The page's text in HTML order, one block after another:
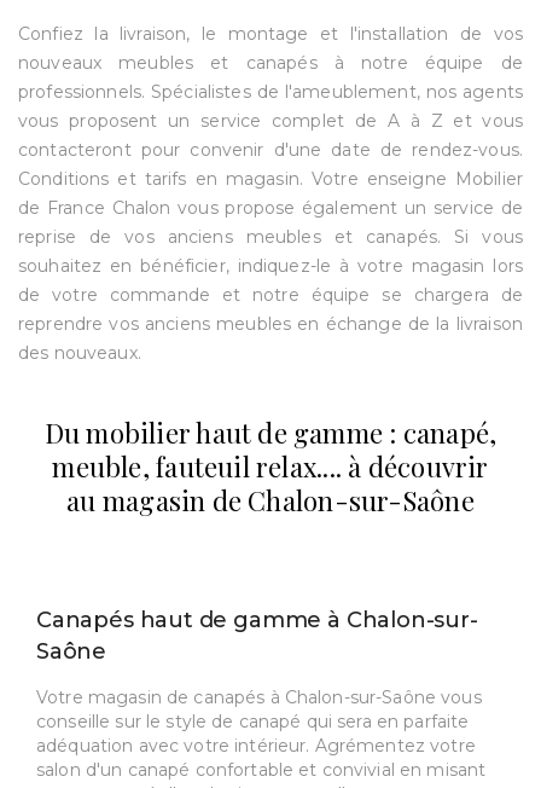
Confiez la livraison, le montage et l'installation de vos
nouveaux meubles et canapés à notre équipe de
professionnels. Spécialistes de l'ameublement, nos agents
vous proposent un service complet de A à Z et vous
contacteront pour convenir d'une date de rendez-vous.
Conditions et tarifs en magasin. Votre enseigne Mobilier
de France Chalon vous propose également un service de
reprise de vos anciens meubles et canapés. Si vous
souhaitez en bénéficier, indiquez-le à votre magasin lors
de votre commande et notre équipe se chargera de
reprendre vos anciens meubles en échange de la livraison
des nouveaux.
Du mobilier haut de gamme : canapé,
meuble, fauteuil relax.... à découvrir
au magasin de Chalon-sur-Saône
Canapés haut de gamme à Chalon-sur-
Saône
Votre magasin de canapés à Chalon-sur-Saône vous
conseille sur le style de canapé qui sera en parfaite
adéquation avec votre intérieur. Agrémentez votre
salon d'un canapé confortable et convivial en misant